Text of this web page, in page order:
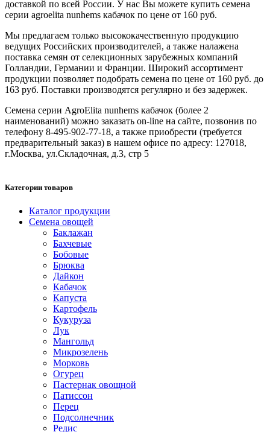
доставкой по всей России. У нас Вы можете купить семена
серии agroelita nunhems кабачок по цене от 160 руб.
Мы предлагаем только высококачественную продукцию
ведущих Российских производителей, а также налажена
поставка семян от селекционных зарубежных компаний
Голландии, Германии и Франции. Широкий ассортимент
продукции позволяет подобрать семена по цене от 160 руб. до
163 руб. Поставки производятся регулярно и без задержек.
Семена серии AgroElita nunhems кабачок (более 2
наименований) можно заказать on-line на сайте, позвонив по
телефону 8-495-902-77-18, а также приобрести (требуется
предварительный заказ) в нашем офисе по адресу: 127018,
г.Москва, ул.Складочная, д.3, стр 5
Категории товаров
Каталог продукции
Семена овощей
Баклажан
Бахчевые
Бобовые
Брюква
Дайкон
Кабачок
Капуста
Картофель
Кукуруза
Лук
Мангольд
Микрозелень
Морковь
Огурец
Пастернак овощной
Патиссон
Перец
Подсолнечник
Редис